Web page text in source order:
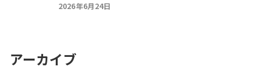
2026年6月24日
アーカイブ